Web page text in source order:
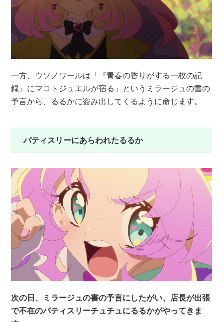
一方、ウソノワールは「『青春の香りがする一枚の記
録』にマコトジュエルが宿る」というミラージュの書の
予言から、るるかに盗み出してくるように命じます。
パティスリーにあらわれたるるか
次の日、ミラージュの書の予言にしたがい、店長が出張
で不在のパティスリーチュチュにるるかがやってきま